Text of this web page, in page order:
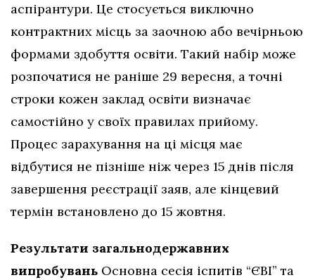
аспірантури. Це стосується виключно
контрактних місць за заочною або вечірньою
формами здобуття освіти. Такий набір може
розпочатися не раніше 29 вересня, а точні
строки кожен заклад освіти визначає
самостійно у своїх правилах прийому.
Процес зарахування на ці місця має
відбутися не пізніше ніж через 15 днів після
завершення реєстрації заяв, але кінцевий
термін встановлено до 15 жовтня.
Результати загальнодержавних
випробувань Основна сесія іспитів “ЄВІ” та